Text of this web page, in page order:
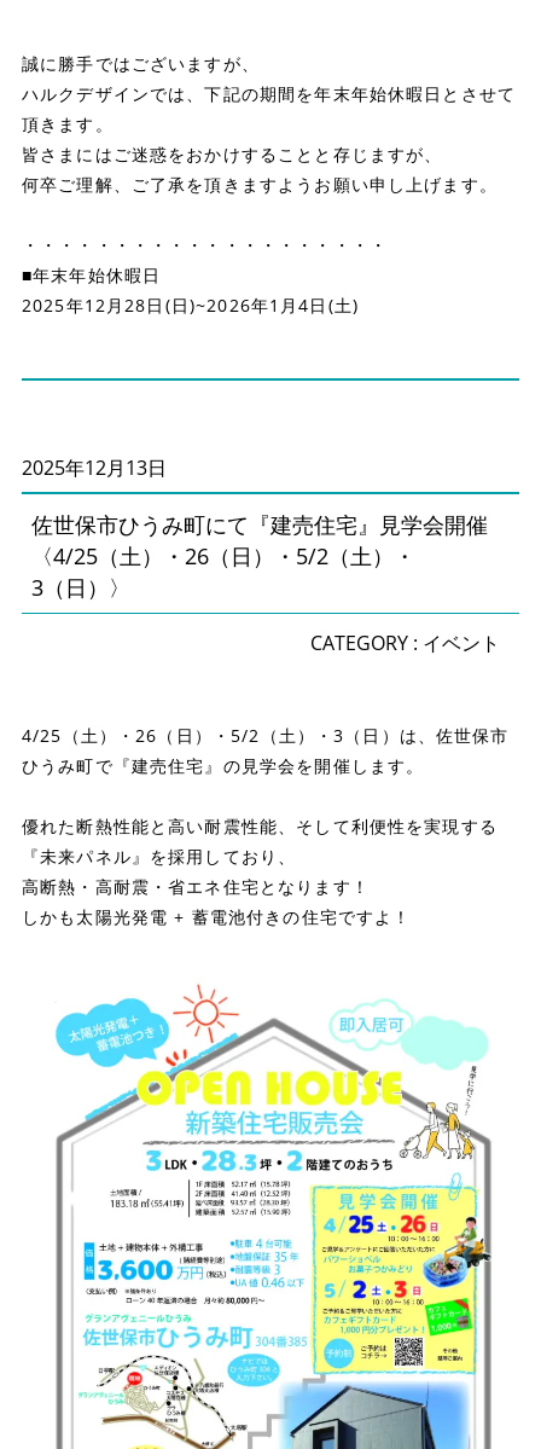
誠に勝手ではございますが、
ハルクデザインでは、下記の期間を年末年始休暇日とさせて
頂きます。
皆さまにはご迷惑をおかけすることと存じますが、
何卒ご理解、ご了承を頂きますようお願い申し上げます。
・・・・・・・・・・・・・・・・・・・・
■年末年始休暇日
2025年12月28日(日)~2026年1月4日(土)
2025年12月13日
佐世保市ひうみ町にて『建売住宅』見学会開催
〈4/25（土）・26（日）・5/2（土）・
3（日）〉
CATEGORY : イベント
4/25（土）・26（日）・5/2（土）・3（日）は、佐世保市
ひうみ町で『建売住宅』の見学会を開催します。
優れた断熱性能と高い耐震性能、そして利便性を実現する
『未来パネル』を採用しており、
高断熱・高耐震・省エネ住宅となります！
しかも太陽光発電 + 蓄電池付きの住宅ですよ！